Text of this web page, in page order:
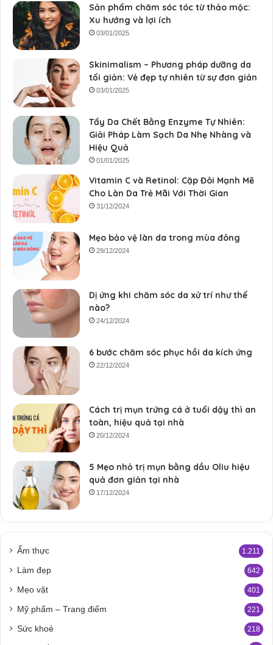
Sản phẩm chăm sóc tóc từ thảo mộc:
Xu hướng và lợi ích
03/01/2025
Skinimalism – Phương pháp dưỡng da
tối giản: Vẻ đẹp tự nhiên từ sự đơn giản
03/01/2025
Tẩy Da Chết Bằng Enzyme Tự Nhiên:
Giải Pháp Làm Sạch Da Nhẹ Nhàng và
Hiệu Quả
01/01/2025
Vitamin C và Retinol: Cặp Đôi Mạnh Mẽ
Cho Làn Da Trẻ Mãi Với Thời Gian
31/12/2024
Mẹo bảo vệ làn da trong mùa đông
29/12/2024
Dị ứng khi chăm sóc da xử trí như thế
nào?
24/12/2024
6 bước chăm sóc phục hồi da kích ứng
22/12/2024
Cách trị mụn trứng cá ở tuổi dậy thì an
toàn, hiệu quả tại nhà
20/12/2024
5 Mẹo nhỏ trị mụn bằng dầu Oliu hiệu
quả đơn giản tại nhà
17/12/2024
Ẩm thực 1.211
Làm đẹp 642
Mẹo vặt 401
Mỹ phẩm – Trang điểm 221
Sức khoẻ 218